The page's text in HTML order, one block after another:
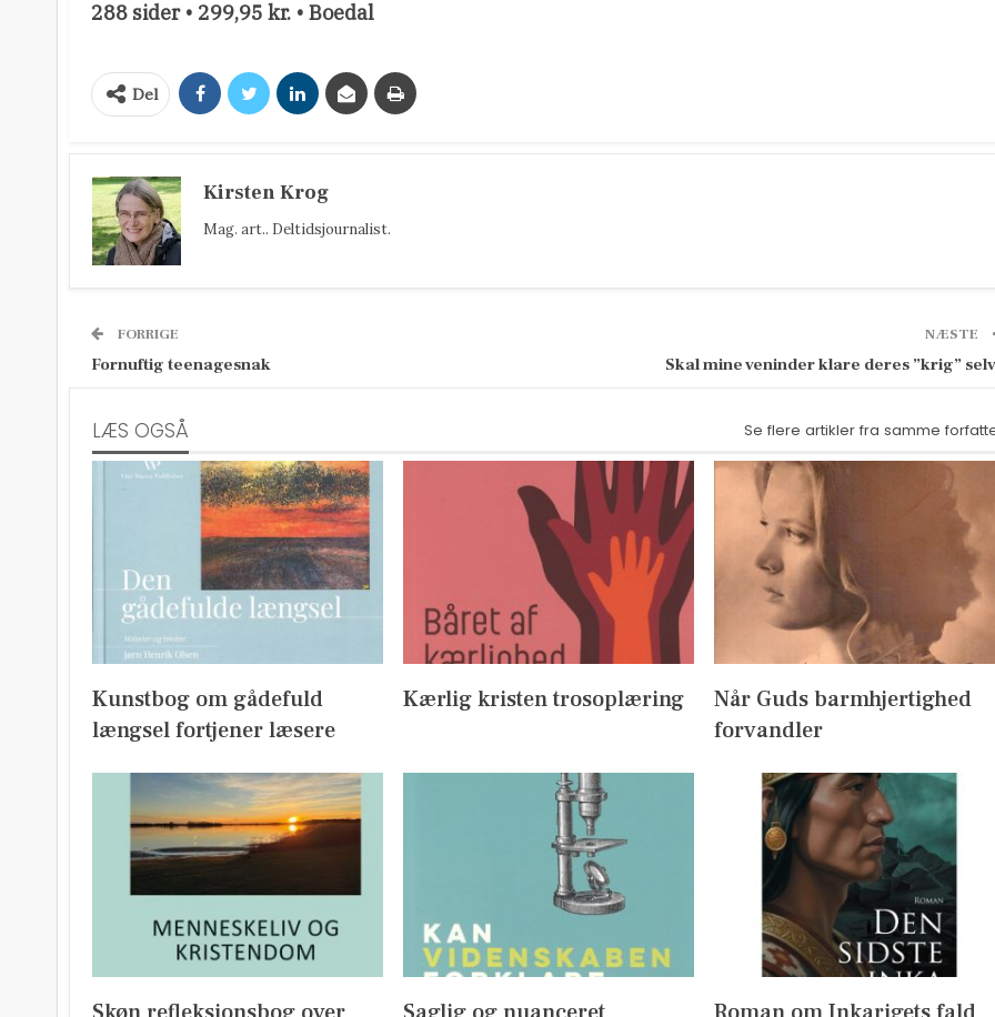
288 sider • 299,95 kr. • Boedal
Del
Kirsten Krog
Mag. art.. Deltidsjournalist.
FORRIGE
Fornuftig teenagesnak
NÆSTE
Skal mine veninder klare deres ”krig”
LÆS OGSÅ Se flere artikler fra samme
Kunstbog om gådefuld
længsel fortjener læsere
Kærlig kristen trosoplæring
Når Guds barmhjertighed
forvandler